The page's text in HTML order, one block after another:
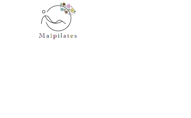
Skip to main content